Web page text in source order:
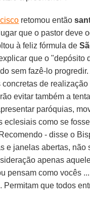
retomou então
que o pastor deve
à feliz fórmula de
que o "depósito
sem fazê-lo progredir.
concretas de
evitar também a
paróquias,
eclesiais como se
- disse o
e janelas abertas, não
apenas
pensam como vocês
Permitam que todos